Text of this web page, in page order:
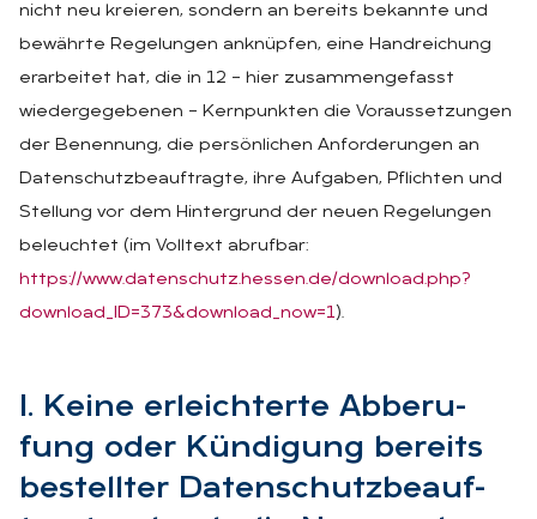
nicht neu kreieren, sondern an bereits bekannte und
bewährte Regelungen anknüpfen, eine Handreichung
erarbeitet hat, die in 12 – hier zusammengefasst
wiedergegebenen – Kernpunkten die Voraussetzungen
der Benennung, die persönlichen Anforderungen an
Datenschutzbeauftragte, ihre Aufgaben, Pflichten und
Stellung vor dem Hintergrund der neuen Regelungen
beleuchtet (im Volltext abrufbar:
https://www.datenschutz.hessen.de/download.php?
download_ID=373&download_now=1).
I. Kei­ne er­leich­ter­te Ab­be­ru­
fung oder Kün­di­gung be­reits
be­stell­ter Da­ten­schutz­be­auf­